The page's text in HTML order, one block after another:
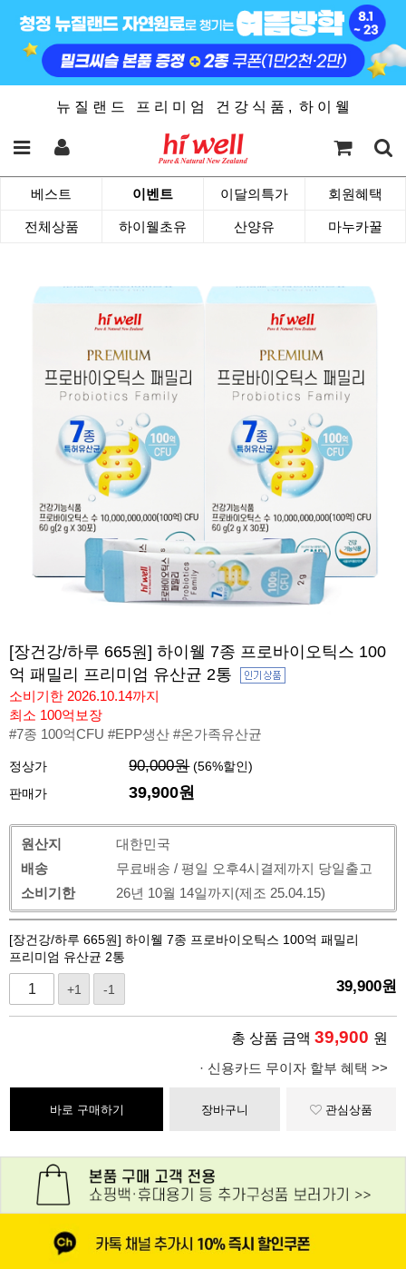
뉴 질 랜 드 프 리 미 엄 건 강 식 품 , 하 이 웰
베스트 이벤트 이달의특가 회원혜택
전체상품 하이웰초유 산양유 마누카꿀
[장건강/하루 665원] 하이웰 7종 프로바이오틱스 100
억 패밀리 프리미엄 유산균 2통
소비기한 2026.10.14까지
최소 100억보장
#7종 100억CFU #EPP생산 #온가족유산균
정상가 90,000원 (56%할인)
판매가
39,900원
원산지
대한민국
배송
무료배송 / 평일 오후4시결제까지 당일출고
소비기한
26년 10월 14일까지(제조 25.04.15)
[장건강/하루 665원] 하이웰 7종 프로바이오틱스 100억 패밀리
프리미엄 유산균 2통
+1 -1 39,900원
총 상품 금액 39,900 원
· 신용카드 무이자 할부 혜택 >>
바로 구매하기 장바구니 관심상품